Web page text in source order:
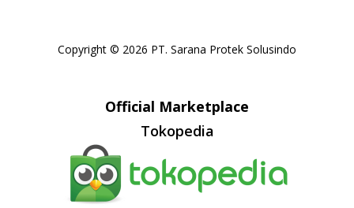
Copyright © 2026 PT. Sarana Protek Solusindo
Official Marketplace
Tokopedia